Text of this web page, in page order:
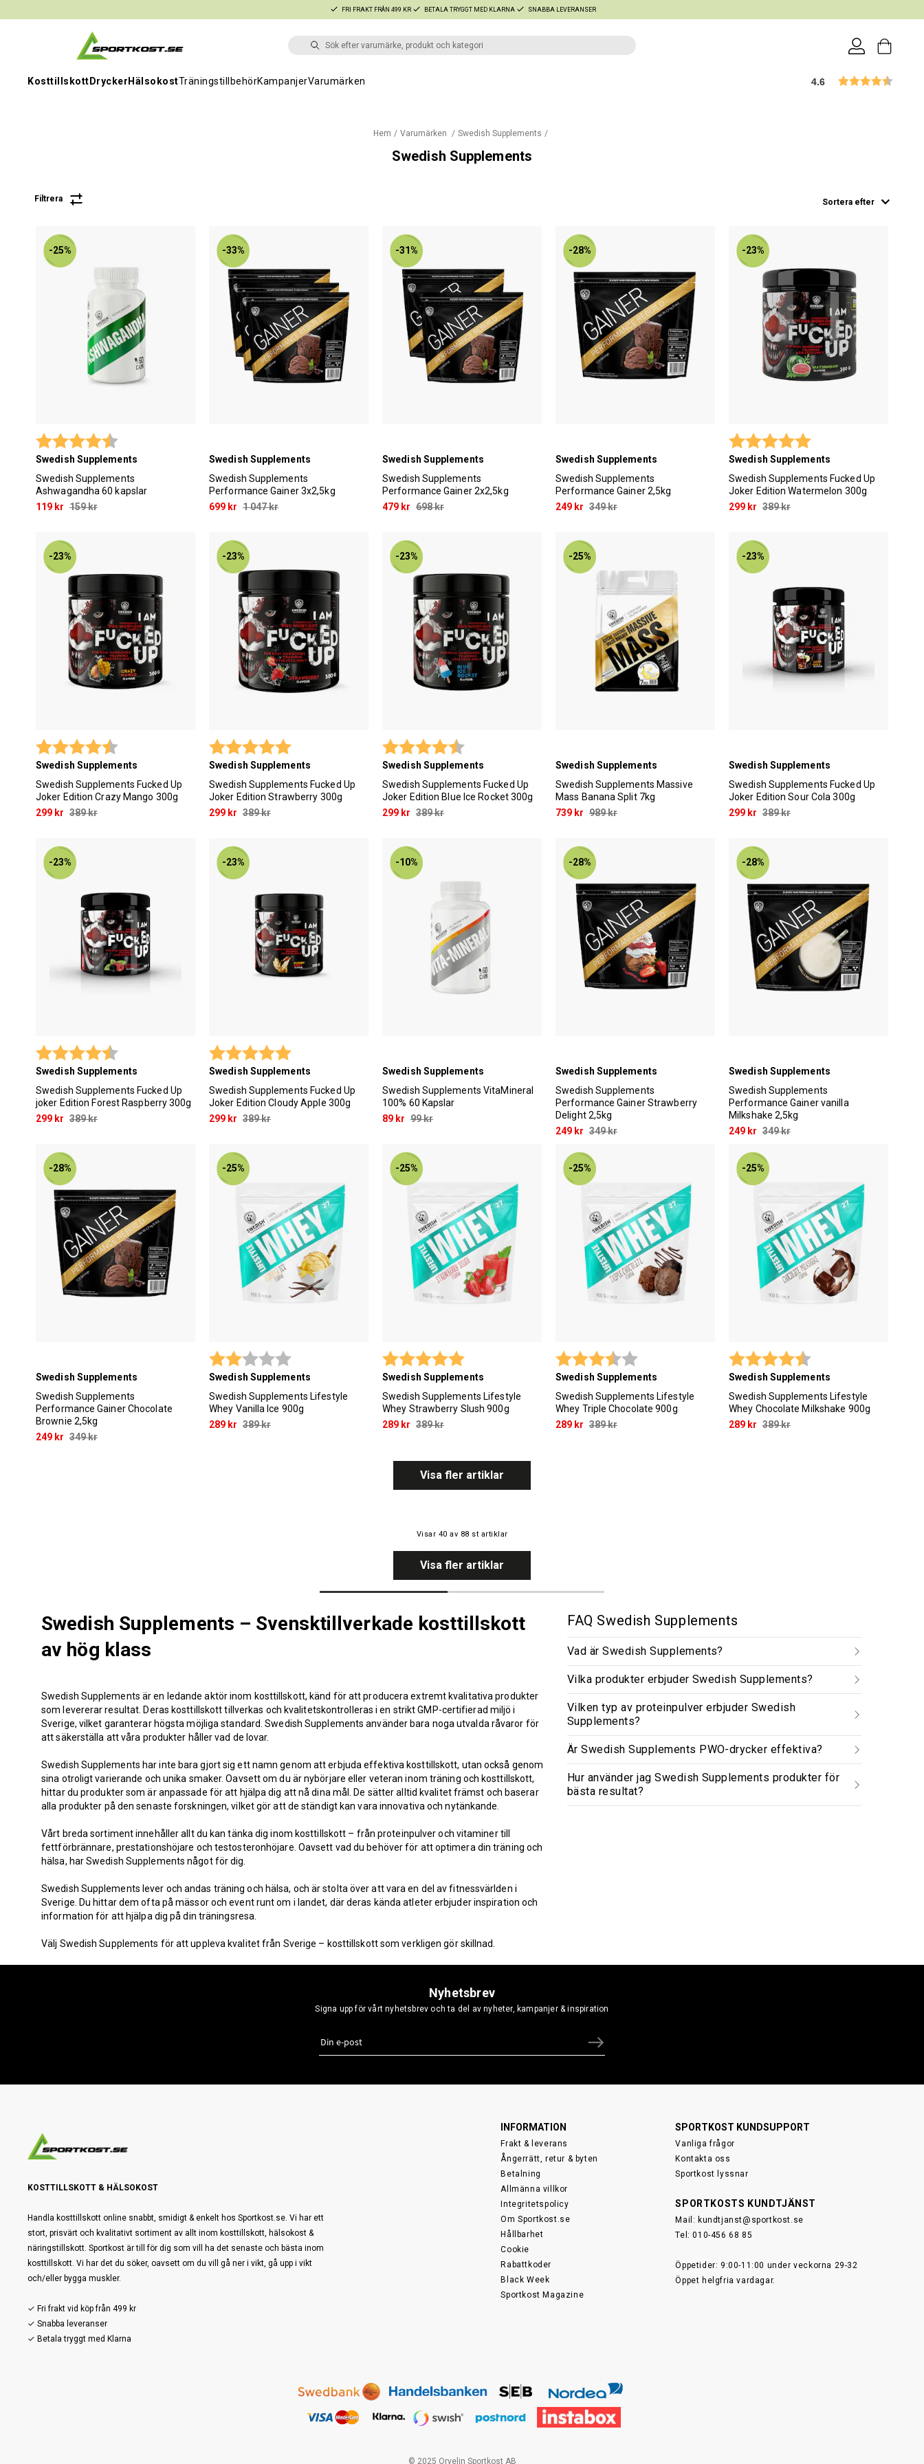
FRI FRAKT FRÅN 499 KR BETALA TRYGGT MED KLARNA SNABBA LEVERANSER
KosttillskottDryckerHälsokostTräningstillbehörKampanjerVarumärken 4.6
Hem Varumärken Swedish Supplements
Swedish Supplements
Swedish Supplements – Svensktillverkade kosttillskott
av hög klass
Swedish Supplements är en ledande aktör inom kosttillskott, känd för att producera extremt kvalitativa produkter
som levererar resultat. Deras kosttillskott tillverkas och kvalitetskontrolleras i en strikt GMP-certifierad miljö i
Sverige, vilket garanterar högsta möjliga standard. Swedish Supplements använder bara noga utvalda råvaror för
att säkerställa att våra produkter håller vad de lovar.
Swedish Supplements har inte bara gjort sig ett namn genom att erbjuda effektiva kosttillskott, utan också genom
sina otroligt varierande och unika smaker. Oavsett om du är nybörjare eller veteran inom träning och kosttillskott,
hittar du produkter som är anpassade för att hjälpa dig att nå dina mål. De sätter alltid kvalitet främst och baserar
alla produkter på den senaste forskningen, vilket gör att de ständigt kan vara innovativa och nytänkande.
Vårt breda sortiment innehåller allt du kan tänka dig inom kosttillskott – från proteinpulver och vitaminer till
fettförbrännare, prestationshöjare och testosteronhöjare. Oavsett vad du behöver för att optimera din träning och
hälsa, har Swedish Supplements något för dig.
Swedish Supplements lever och andas träning och hälsa, och är stolta över att vara en del av fitnessvärlden i
Sverige. Du hittar dem ofta på mässor och event runt om i landet, där deras kända atleter erbjuder inspiration och
information för att hjälpa dig på din träningsresa.
Välj Swedish Supplements för att uppleva kvalitet från Sverige – kosttillskott som verkligen gör skillnad.
FAQ Swedish Supplements
Vad är Swedish Supplements?
Vilka produkter erbjuder Swedish Supplements?
Vilken typ av proteinpulver erbjuder Swedish
Supplements?
Är Swedish Supplements PWO-drycker effektiva?
Hur använder jag Swedish Supplements produkter för
bästa resultat?
Filtrera Sortera efter
-25%
Betyg:
Swedish Supplements
Swedish Supplements
Ashwagandha 60 kapslar
119 kr 159 kr
-33%
Swedish Supplements
Swedish Supplements
Performance Gainer 3x2,5kg
699 kr 1 047 kr
-31%
Swedish Supplements
Swedish Supplements
Performance Gainer 2x2,5kg
479 kr 698 kr
-28%
Swedish Supplements
Swedish Supplements
Performance Gainer 2,5kg
249 kr 349 kr
-23%
Betyg:
Swedish Supplements
Swedish Supplements Fucked Up
Joker Edition Watermelon 300g
299 kr 389 kr
-23%
Betyg:
Swedish Supplements
Swedish Supplements Fucked Up
Joker Edition Crazy Mango 300g
299 kr 389 kr
-23%
Betyg:
Swedish Supplements
Swedish Supplements Fucked Up
Joker Edition Strawberry 300g
299 kr 389 kr
-23%
Betyg:
Swedish Supplements
Swedish Supplements Fucked Up
Joker Edition Blue Ice Rocket 300g
299 kr 389 kr
-25%
Swedish Supplements
Swedish Supplements Massive
Mass Banana Split 7kg
739 kr 989 kr
-23%
Swedish Supplements
Swedish Supplements Fucked Up
Joker Edition Sour Cola 300g
299 kr 389 kr
-23%
Betyg:
Swedish Supplements
Swedish Supplements Fucked Up
joker Edition Forest Raspberry 300g
299 kr 389 kr
-23%
Betyg:
Swedish Supplements
Swedish Supplements Fucked Up
Joker Edition Cloudy Apple 300g
299 kr 389 kr
-10%
Swedish Supplements
Swedish Supplements VitaMineral
100% 60 Kapslar
89 kr 99 kr
-28%
Swedish Supplements
Swedish Supplements
Performance Gainer Strawberry
Delight 2,5kg
249 kr 349 kr
-28%
Swedish Supplements
Swedish Supplements
Performance Gainer vanilla
Milkshake 2,5kg
249 kr 349 kr
-28%
Swedish Supplements
Swedish Supplements
Performance Gainer Chocolate
Brownie 2,5kg
249 kr 349 kr
-25%
Betyg:
Swedish Supplements
Swedish Supplements Lifestyle
Whey Vanilla Ice 900g
289 kr 389 kr
-25%
Betyg:
Swedish Supplements
Swedish Supplements Lifestyle
Whey Strawberry Slush 900g
289 kr 389 kr
-25%
Betyg:
Swedish Supplements
Swedish Supplements Lifestyle
Whey Triple Chocolate 900g
289 kr 389 kr
-25%
Betyg:
Swedish Supplements
Swedish Supplements Lifestyle
Whey Chocolate Milkshake 900g
289 kr 389 kr
Visa fler artiklar
Visar 40 av 88 st artiklar
Visa fler artiklar
Nyhetsbrev
Signa upp för vårt nyhetsbrev och ta del av nyheter, kampanjer & inspiration
KOSTTILLSKOTT & HÄLSOKOST
Handla kosttillskott online snabbt, smidigt & enkelt hos Sportkost.se. Vi har ett
stort, prisvärt och kvalitativt sortiment av allt inom kosttillskott, hälsokost &
näringstillskott. Sportkost är till för dig som vill ha det senaste och bästa inom
kosttillskott. Vi har det du söker, oavsett om du vill gå ner i vikt, gå upp i vikt
och/eller bygga muskler.
✓ Fri frakt vid köp från 499 kr
✓ Snabba leveranser
✓ Betala tryggt med Klarna
INFORMATION
Frakt & leverans
Ångerrätt, retur & byten
Betalning
Allmänna villkor
Integritetspolicy
Om Sportkost.se
Hållbarhet
Cookie
Rabattkoder
Black Week
Sportkost Magazine
SPORTKOST KUNDSUPPORT
Vanliga frågor
Kontakta oss
Sportkost lyssnar
SPORTKOSTS KUNDTJÄNST
Mail: kundtjanst@sportkost.se
Tel: 010-456 68 85
Öppetider: 9:00-11:00 under veckorna 29-32
Öppet helgfria vardagar.
© 2025 Orvelin Sportkost AB